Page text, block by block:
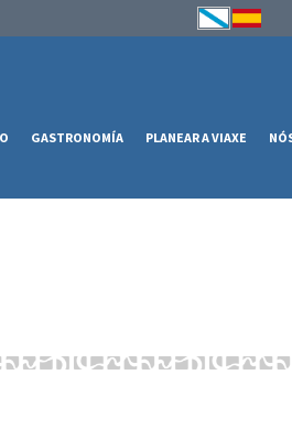
GASTRONOMÍA PLANEAR A VIAXE